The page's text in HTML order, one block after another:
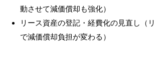
動させて減価償却も強化）
リース資産の登記・経費化の見直し（
で減価償却負担が変わる）